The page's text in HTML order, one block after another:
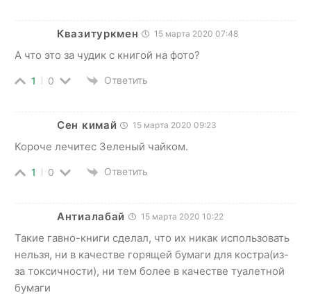
Квазитуркмен 15 марта 2020 07:48
А что это за чудик с книгой на фото?
1 0 Ответить
Сен кимай 15 марта 2020 09:23
Короче лечитес Зеленый чайком.
1 0 Ответить
Антиалабай 15 марта 2020 10:22
Такие гавно-книги сделал, что их никак использовать
нельзя, ни в качестве горящей бумаги для костра(из-
за токсичности), ни тем более в качестве туалетной
бумаги